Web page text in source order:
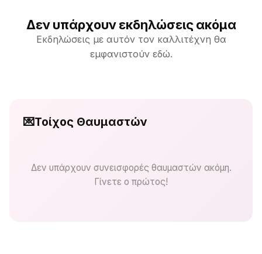
Δεν υπάρχουν εκδηλώσεις ακόμα
Εκδηλώσεις με αυτόν τον καλλιτέχνη θα
εμφανιστούν εδώ.
💌Τοίχος Θαυμαστών
Δεν υπάρχουν συνεισφορές θαυμαστών ακόμη.
Γίνετε ο πρώτος!